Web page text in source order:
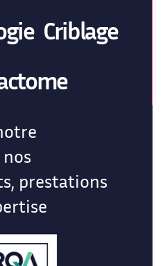
Criblage
prestations